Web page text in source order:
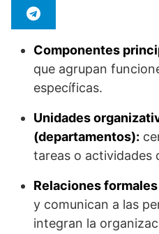
Componentes
que agrupan
específicas.
Unidades
(departamentos):
tareas o actividades
Relaciones
y comunican a las
integran la